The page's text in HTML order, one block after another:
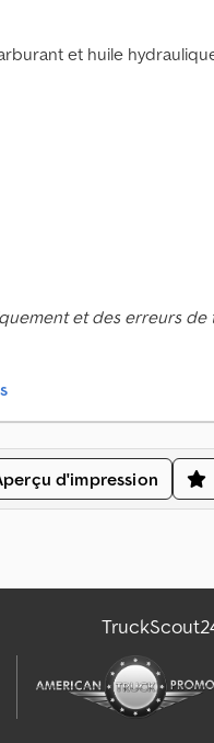
et huile
et des erreurs de
d'impression